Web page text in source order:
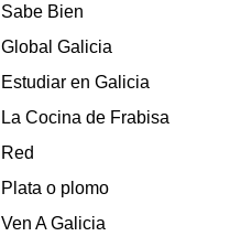
Sabe Bien
Global Galicia
Estudiar en Galicia
La Cocina de Frabisa
Red
Plata o plomo
Ven A Galicia